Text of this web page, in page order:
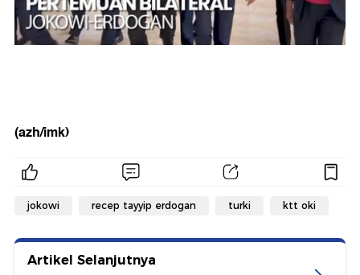
(azh/imk)
jokowi recep tayyip erdogan turki ktt oki
Artikel Selanjutnya